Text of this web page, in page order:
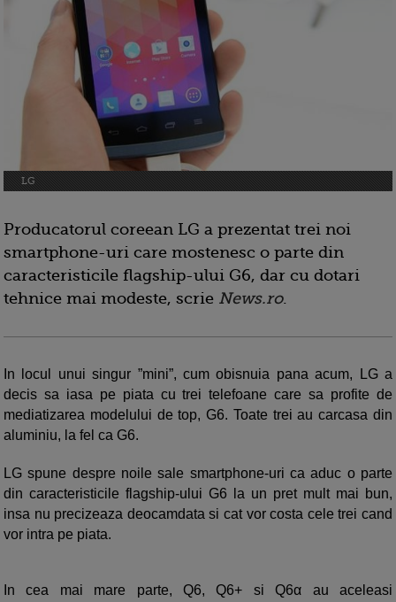
LG
Producatorul coreean LG a prezentat trei noi
smartphone-uri care mostenesc o parte din
caracteristicile flagship-ului G6, dar cu dotari
tehnice mai modeste, scrie News.ro.
In locul unui singur ”mini”, cum obisnuia pana acum, LG a
decis sa iasa pe piata cu trei telefoane care sa profite de
mediatizarea modelului de top, G6. Toate trei au carcasa din
aluminiu, la fel ca G6.
LG spune despre noile sale smartphone-uri ca aduc o parte
din caracteristicile flagship-ului G6 la un pret mult mai bun,
insa nu precizeaza deocamdata si cat vor costa cele trei cand
vor intra pe piata.
In cea mai mare parte, Q6, Q6+ si Q6α au aceleasi